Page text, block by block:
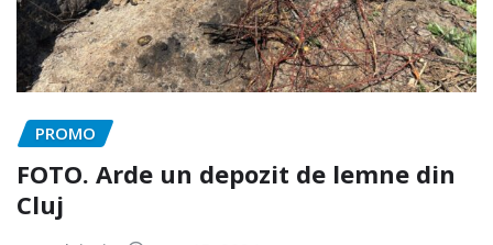
PROMO
FOTO. Arde un depozit de lemne din
Cluj